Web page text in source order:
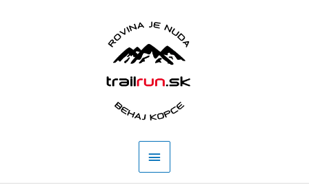
Hlavné
Menu